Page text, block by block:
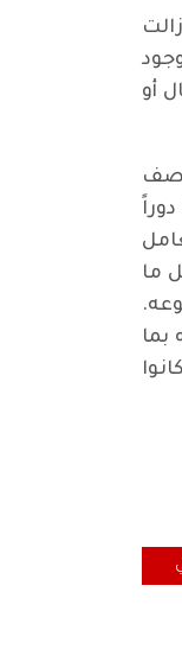
أو
نصف
ما
بما
التالي: بعد كارثة مرفأ